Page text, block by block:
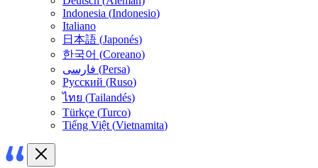
Indonesia (Indonesio)
Italiano
日本語 (Japonés)
한국어 (Coreano)
فارسی (Persa)
Русский (Ruso)
ไทย (Tailandés)
Türkçe (Turco)
Tiếng Việt (Vietnamita)